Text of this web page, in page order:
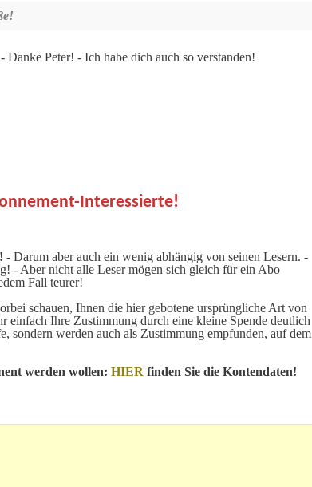
Peter! - Ich habe dich auch so verstanden!
Interessierte!
- Darum aber auch ein wenig abhängig von seinen Lesern. -
- Aber nicht alle Leser mögen sich gleich für ein Abo
Fall teurer!
schauen, Ihnen die hier gebotene ursprüngliche Art von
einfach Ihre Zustimmung durch eine kleine Spende deutlich
sondern werden auch als Zustimmung empfunden, auf dem
werden wollen: HIER finden Sie die Kontendaten!